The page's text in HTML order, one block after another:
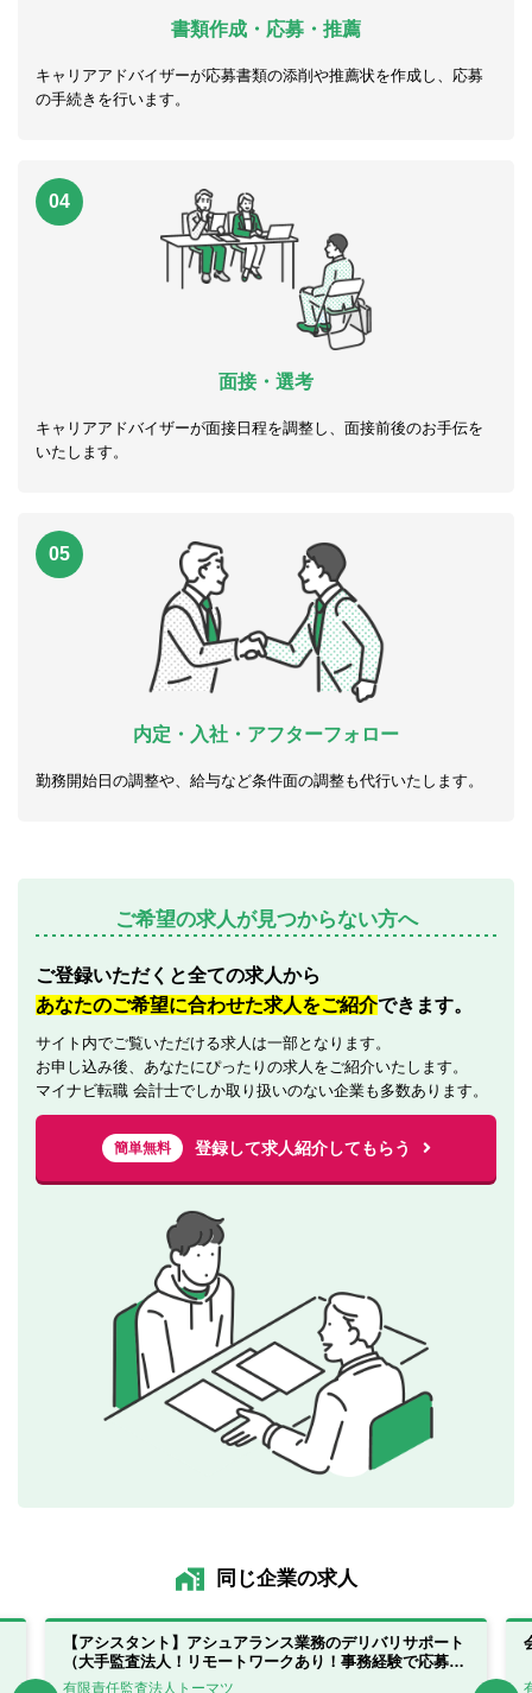
書類作成・応募・推薦
キャリアアドバイザーが応募書類の添削や推薦状を作成し、応募
の手続きを行います。
04
面接・選考
キャリアアドバイザーが面接日程を調整し、面接前後のお手伝を
いたします。
05
内定・入社・アフターフォロー
勤務開始日の調整や、給与など条件面の調整も代行いたします。
ご希望の求人が見つからない方へ
ご登録いただくと全ての求人から
あなたのご希望に合わせた求人をご紹介できます。
サイト内でご覧いただける求人は一部となります。
お申し込み後、あなたにぴったりの求人をご紹介いたします。
マイナビ転職 会計士でしか取り扱いのない企業も多数あります。
簡単無料 登録して求人紹介してもらう
同じ企業の求人
【アシスタント】アシュアランス業務のデリバリサポート
（大手監査法人！リモートワークあり！事務経験で応募
可！）【北海道札幌市】
有限責任監査法人トーマツ